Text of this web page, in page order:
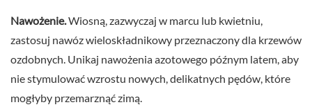
Nawożenie.Wiosną, zazwyczaj w marcu lub kwietniu,
zastosuj nawóz wieloskładnikowy przeznaczony dla krzewów
ozdobnych. Unikaj nawożenia azotowego późnym latem, aby
nie stymulować wzrostu nowych, delikatnych pędów, które
mogłyby przemarznąć zimą.